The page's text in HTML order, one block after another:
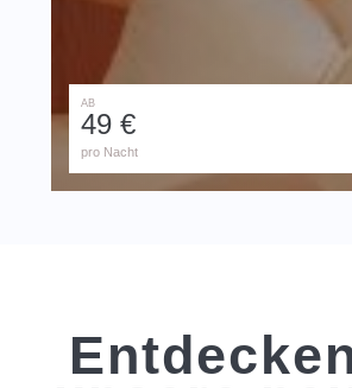
AB
49 €
pro Nacht